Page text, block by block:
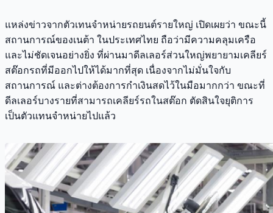
แหล่งข่าวจากตัวเทนจำหน่ายรถยนต์รายใหญ่ เปิดเผยว่า ขณะนี้
สถานการณ์ของเนต้า ในประเทศไทย ถือว่ามีความคลุมเครือ
และไม่ชัดเจนอย่างยิ่ง ที่ผ่านมาดีลเลอร์ส่วนใหญ่พยายามเคลียร์
สต๊อกรถที่มีออกไปให้ได้มากที่สุด เนื่องจากไม่มั่นใจกับ
สถานการณ์ และต่างต้องการกำเงินสดไว้ในมือมากกว่า ขณะที่
ดีลเลอร์บางรายที่สามารถเคลียร์รถในสต๊อก ตัดสินใจยุติการ
เป็นตัวแทนจำหน่ายไปแล้ว